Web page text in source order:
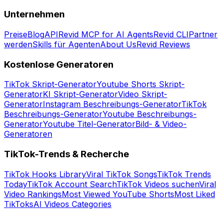
Unternehmen
PreiseBlogAPIRevid MCP for AI AgentsRevid CLIPartner
werdenSkills für AgentenAbout UsRevid Reviews
Kostenlose Generatoren
TikTok Skript-GeneratorYoutube Shorts Skript-
GeneratorKI Skript-GeneratorVideo Skript-
GeneratorInstagram Beschreibungs-GeneratorTikTok
Beschreibungs-GeneratorYoutube Beschreibungs-
GeneratorYoutube Titel-GeneratorBild- & Video-
Generatoren
TikTok-Trends & Recherche
TikTok Hooks LibraryViral TikTok SongsTikTok Trends
TodayTikTok Account SearchTikTok Videos suchenViral
Video RankingsMost Viewed YouTube ShortsMost Liked
TikToksAI Videos Categories